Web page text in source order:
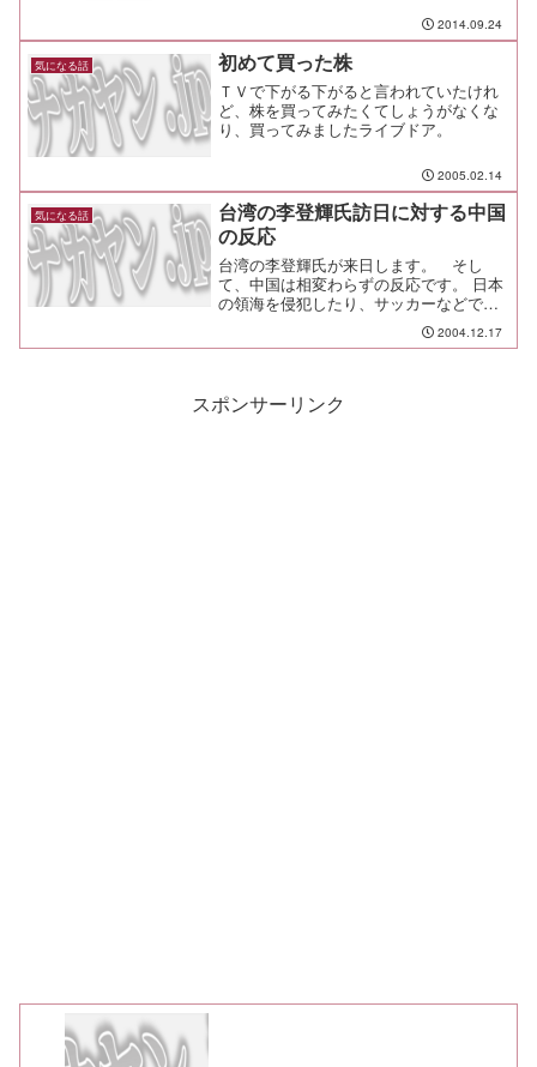
いる。あれ？Google+にも誕生日は登録
していたんだっけか。なんか、嬉しいよ
うな、そこ...
2014.09.24
気になる話 初めて買った株
ＴＶで下がる下がると言われていたけれ
ど、株を買ってみたくてしょうがなくな
り、買ってみましたライブドア。
2005.02.14
気になる話
台湾の李登輝氏訪日に対する中国
の反応
台湾の李登輝氏が来日します。 そし
て、中国は相変わらずの反応です。 日本
の領海を侵犯したり、サッカーなどで日
本に対して侮辱を行ったり、海底資源の
開発を進めたり、やりたい放題やってる
止すりゃいいのに。
2004.12.17
スポンサーリンク